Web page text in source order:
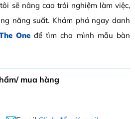
sẽ nâng cao trải nghiệm làm việc,
năng suất. Khám phá ngay danh
Oneđể tìm cho mình mẫu bàn
mua hàng